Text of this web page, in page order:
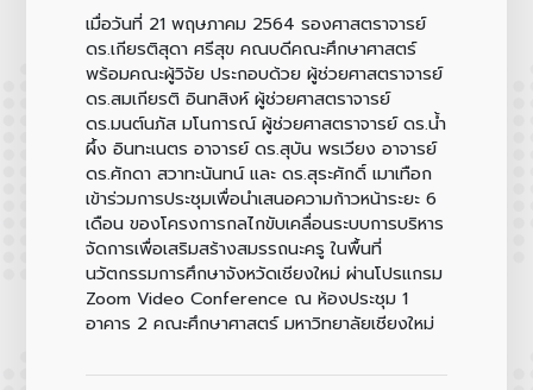
เมื่อวันที่ 21 พฤษภาคม 2564 รองศาสตราจารย์
ดร.เกียรติสุดา ศรีสุข คณบดีคณะศึกษาศาสตร์
พร้อมคณะผู้วิจัย ประกอบด้วย ผู้ช่วยศาสตราจารย์
ดร.สมเกียรติ อินทสิงห์ ผู้ช่วยศาสตราจารย์
ดร.มนต์นภัส มโนการณ์ ผู้ช่วยศาสตราจารย์ ดร.น้ำ
ผึ้ง อินทะเนตร อาจารย์ ดร.สุบัน พรเวียง อาจารย์
ดร.ศักดา สวาทะนันทน์ และ ดร.สุระศักดิ์ เมาเทือก
เข้าร่วมการประชุมเพื่อนำเสนอความก้าวหน้าระยะ 6
เดือน ของโครงการกลไกขับเคลื่อนระบบการบริหาร
จัดการเพื่อเสริมสร้างสมรรถนะครู ในพื้นที่
นวัตกรรมการศึกษาจังหวัดเชียงใหม่ ผ่านโปรแกรม
Zoom Video Conference ณ ห้องประชุม 1
อาคาร 2 คณะศึกษาศาสตร์ มหาวิทยาลัยเชียงใหม่